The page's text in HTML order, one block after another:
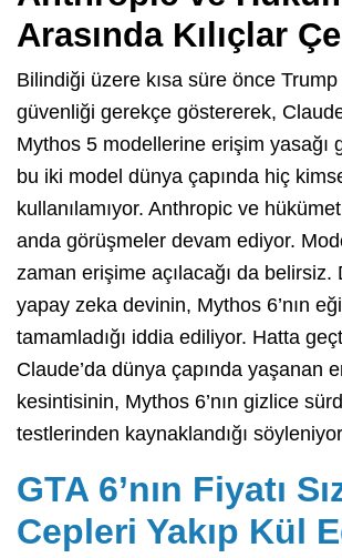
Arasında Kılıçlar
Bilindiği üzere kısa süre önce
güvenliği gerekçe göstererek,
Mythos 5 modellerine erişim yasağı
bu iki model dünya çapında hiç
kullanılamıyor. Anthropic ve
anda görüşmeler devam ediyor.
zaman erişime açılacağı da belirsiz.
yapay zeka devinin, Mythos 6’nın
tamamladığı iddia ediliyor. Hatta
Claude’da dünya çapında yaşanan
kesintisinin, Mythos 6’nın gizlice
testlerinden kaynaklandığı
GTA 6’nın Fiyatı
Cepleri Yakıp Kül